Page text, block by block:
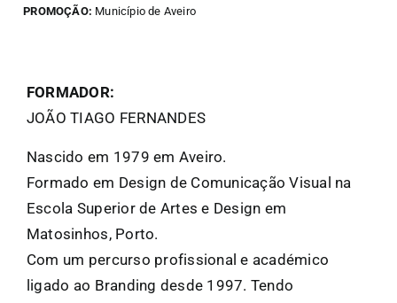
PROMOÇÃO: Município de Aveiro
FORMADOR:
JOÃO TIAGO FERNANDES
Nascido em 1979 em Aveiro.
Formado em Design de Comunicação Visual na
Escola Superior de Artes e Design em
Matosinhos, Porto.
Com um percurso profissional e académico
ligado ao Branding desde 1997. Tendo